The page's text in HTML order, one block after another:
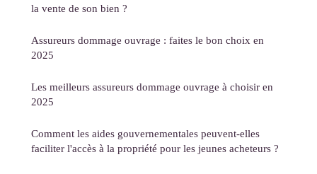
la vente de son bien ?
Assureurs dommage ouvrage : faites le bon choix en
2025
Les meilleurs assureurs dommage ouvrage à choisir en
2025
Comment les aides gouvernementales peuvent-elles
faciliter l'accès à la propriété pour les jeunes acheteurs ?